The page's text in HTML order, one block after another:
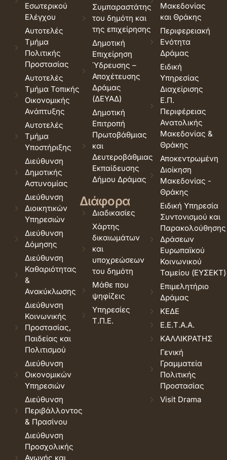
Εσωτερικού
Ελέγχου
Αυτοτελές
Τμήμα
Πολιτικής
Προστασίας
Αυτοτελές
Τμήμα Τοπικής
Οικονομικής
Ανάπτυξης
Αυτοτελές
Τμήμα
Υποστήριξης
Διεύθυνση
Δημοτικής
Αστυνομίας
Διεύθυνση
Διοικητικών
Υπηρεσιών
Διεύθυνση
Δόμησης
Διεύθυνση
Καθαριότητας
&
Ανακύκλωσης
Διεύθυνση
Κοινωνικής
Προστασίας,
Παιδείας και
Πολιτισμού
Διεύθυνση
Οικονομικών
Υπηρεσιών
Διεύθυνση
Περιβάλλοντος
& Πρασίνου
Διεύθυνση
Προσχολικής
Αγωγής και
Συμπαραστάτης
του δημότη και
της επιχείρησης
Δημοτική
Επιχείρηση
Ύδρευσης –
Αποχέτευσης
Δράμας
(ΔΕΥΑΔ)
Δημοτική
Επιτροπή
Πρωτοβάθμιας
και
Δευτεροβάθμιας
Εκπαίδευσης
Δήμου Δράμας
Διάφορα
Διαδικασίες
Χάρτης
δικαιωμάτων
και
υποχρεώσεων
του δημότη
Μάθε που
ψηφίζεις
Υπηρεσίες
Τ.Π.Ε.
Μακεδονίας
και Θράκης
Περιφερειακή
Ενότητα
Δράμας
Ειδική
Υπηρεσίας
Διαχείρισης
Ε.Π.
Περιφέρειας
Ανατολικής
Μακεδονίας &
Θράκης
Αποκεντρωμένη
Διοίκηση
Μακεδονίας -
Θράκης
Ειδική Υπηρεσία
Συντονισμού και
Παρακολούθησης
Δράσεων
Ευρωπαϊκού
Κοινωνικού
Ταμείου (ΕΥΣΕΚΤ)
Επιμελητήριο
Δράμας
ΚΕΔΕ
Ε.Ε.Τ.Α.Α.
ΚΑΛΛΙΚΡΑΤΗΣ
Γενική
Γραμματεία
Πολιτικής
Προστασίας
Visit Drama